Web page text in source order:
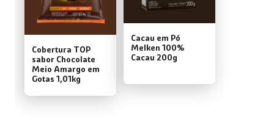
Cobertura TOP
sabor Chocolate
Meio Amargo em
Gotas 1,01kg
Cacau em Pó
Melken 100%
Cacau 200g